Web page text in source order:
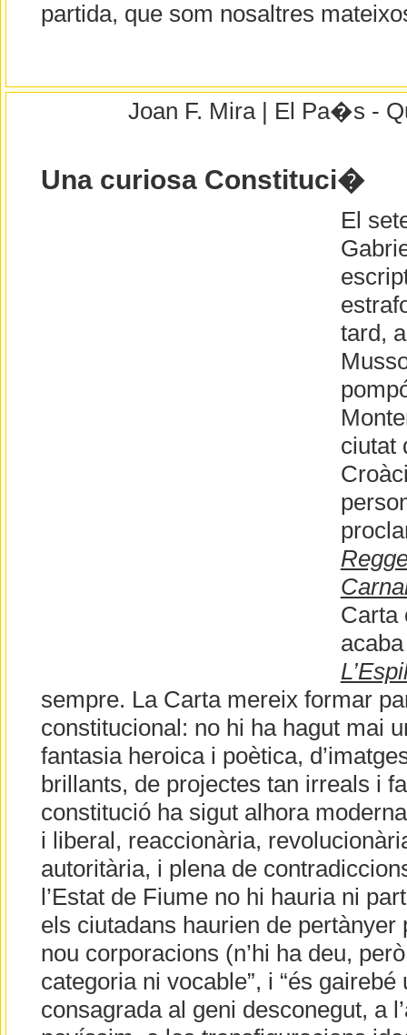
partida, que som nosaltres
Joan F. Mira | El Pa�s -
Una curiosa Constituci�
El
tard,
ciutat
Carta
sempre. La Carta mereix formar
constitucional: no hi ha hagut mai
fantasia heroica i poètica,
brillants, de projectes tan irreals i
constitució ha sigut alhora
i liberal, reaccionària,
autoritària, i plena de
l’Estat de Fiume no hi hauria ni
els ciutadans haurien de pertànyer
nou corporacions (n’hi ha deu,
categoria ni vocable”, i “és
consagrada al geni desconegut, a